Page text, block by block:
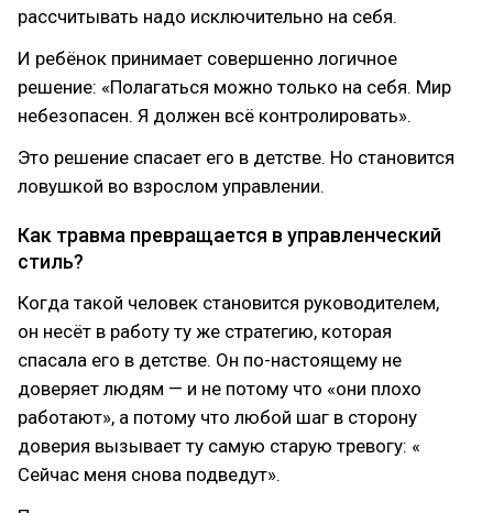
рассчитывать надо исключительно на себя.
И ребёнок принимает совершенно логичное
решение: «Полагаться можно только на себя. Мир
небезопасен. Я должен всё контролировать».
Это решение спасает его в детстве. Но становится
ловушкой во взрослом управлении.
Как травма превращается в управленческий
стиль?
Когда такой человек становится руководителем,
он несёт в работу ту же стратегию, которая
спасала его в детстве. Он по-настоящему не
доверяет людям — и не потому что «они плохо
работают», а потому что любой шаг в сторону
доверия вызывает ту самую старую тревогу: «
Сейчас меня снова подведут».